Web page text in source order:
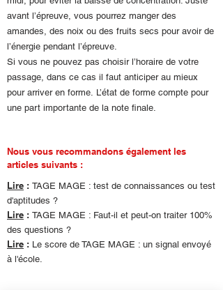
avant l’épreuve, vous pourrez manger des
amandes, des noix ou des fruits secs pour avoir de
l’énergie pendant l’épreuve.
Si vous ne pouvez pas choisir l’horaire de votre
passage, dans ce cas il faut anticiper au mieux
pour arriver en forme. L’état de forme compte pour
une part importante de la note finale.
Nous vous recommandons également les
articles suivants :
Lire : TAGE MAGE : test de connaissances ou test
d'aptitudes ?
Lire : TAGE MAGE : Faut-il et peut-on traiter 100%
des questions ?
Lire : Le score de TAGE MAGE : un signal envoyé
à l'école.